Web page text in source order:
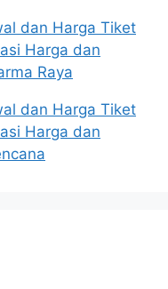
dan Harga Tiket
Harga dan
Raya
dan Harga Tiket
Harga dan